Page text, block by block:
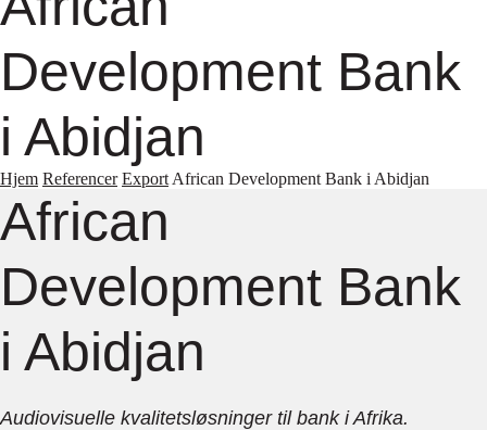
Development Bank
i Abidjan
Hjem Referencer Export African Development Bank i Abidjan
African
Development Bank
i Abidjan
Audiovisuelle kvalitetsløsninger til bank i Afrika.